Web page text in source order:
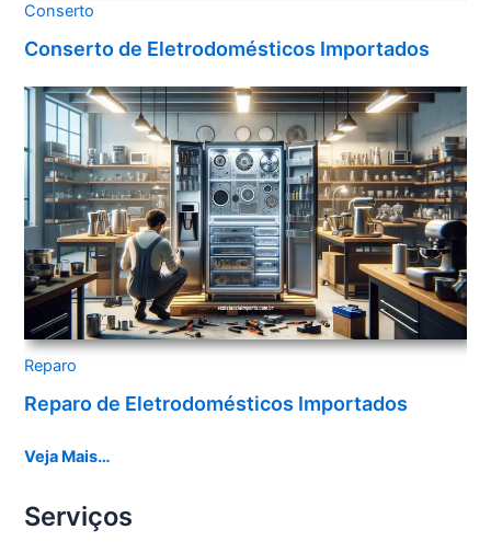
Conserto
Conserto de Eletrodomésticos Importados
Reparo
Reparo de Eletrodomésticos Importados
Veja Mais…
Serviços